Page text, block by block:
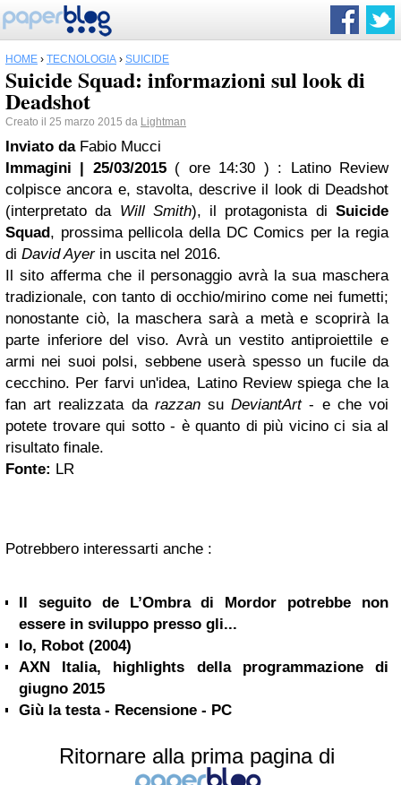
HOME › TECNOLOGIA › SUICIDE
Suicide Squad: informazioni sul look di
Deadshot
Creato il 25 marzo 2015 da Lightman
Inviato da Fabio Mucci
Immagini | 25/03/2015 ( ore 14:30 ) : Latino Review
colpisce ancora e, stavolta, descrive il look di Deadshot
(interpretato da Will Smith), il protagonista diSuicide
Squad, prossima pellicola della DC Comics per la regia
di David Ayer in uscita nel 2016.
Il sito afferma che il personaggio avrà la sua maschera
tradizionale, con tanto di occhio/mirino come nei fumetti;
nonostante ciò, la maschera sarà a metà e scoprirà la
parte inferiore del viso. Avrà un vestito antiproiettile e
armi nei suoi polsi, sebbene userà spesso un fucile da
cecchino. Per farvi un'idea, Latino Review spiega che la
fan art realizzata darazzansuDeviantArt- e che voi
potete trovare qui sotto - è quanto di più vicino ci sia al
risultato finale.
Fonte: LR
Potrebbero interessarti anche :
Il seguito de L’Ombra di Mordor potrebbe non
essere in sviluppo presso gli...
Io, Robot (2004)
AXN Italia, highlights della programmazione di
giugno 2015
Giù la testa - Recensione - PC
Ritornare alla prima pagina di